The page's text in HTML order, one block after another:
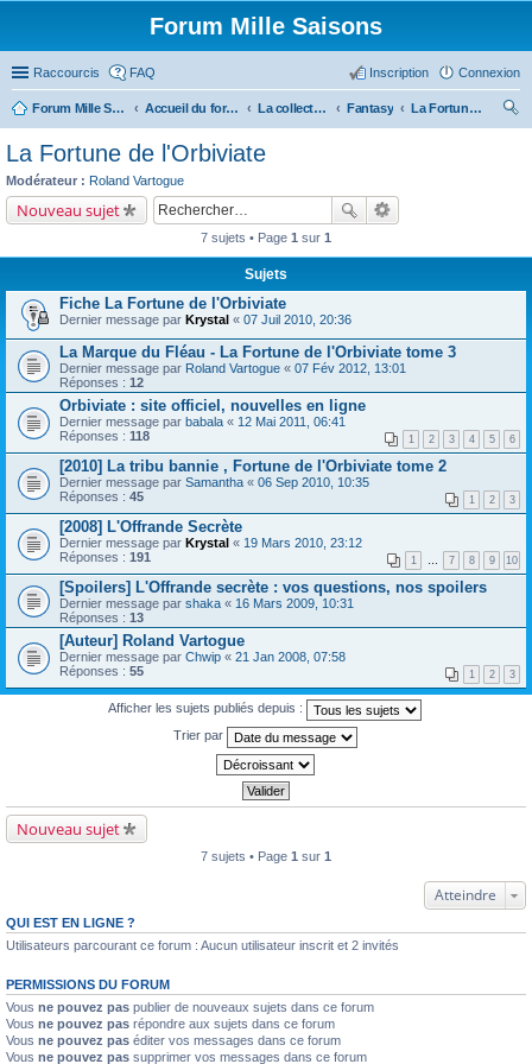
Forum Mille Saisons
Raccourcis FAQ Connexion
Inscription
Forum Mille Saisons Accueil du forum La collection Mille Saisons Fantasy
La Fortune de l'Orbiviate
La Fortune de l'Orbiviate
Modérateur : Roland Vartogue
Nouveau sujet
7 sujets • Page 1 sur 1
Sujets
Fiche La Fortune de l'Orbiviate
Dernier message par Krystal « 07 Juil 2010, 20:36
La Marque du Fléau - La Fortune de l'Orbiviate tome 3
Dernier message par Roland Vartogue « 07 Fév 2012, 13:01
Réponses : 12
Orbiviate : site officiel, nouvelles en ligne
Dernier message par babala « 12 Mai 2011, 06:41
Réponses : 118 1 2 3 4 5 6
[2010] La tribu bannie , Fortune de l'Orbiviate tome 2
Dernier message par Samantha « 06 Sep 2010, 10:35
Réponses : 45 1 2 3
[2008] L'Offrande Secrète
Dernier message par Krystal « 19 Mars 2010, 23:12
Réponses : 191 1 7 8 9 10
[Spoilers] L'Offrande secrète : vos questions, nos spoilers
Dernier message par shaka « 16 Mars 2009, 10:31
Réponses : 13
[Auteur] Roland Vartogue
Dernier message par Chwip « 21 Jan 2008, 07:58
Réponses : 55 1 2 3
Afficher les sujets publiés depuis :
Trier par
Nouveau sujet
7 sujets • Page 1 sur 1
Atteindre
QUI EST EN LIGNE ?
Utilisateurs parcourant ce forum : Aucun utilisateur inscrit et 2 invités
PERMISSIONS DU FORUM
Vous ne pouvez pas publier de nouveaux sujets dans ce forum
Vous ne pouvez pas répondre aux sujets dans ce forum
Vous ne pouvez pas éditer vos messages dans ce forum
Vous ne pouvez pas supprimer vos messages dans ce forum